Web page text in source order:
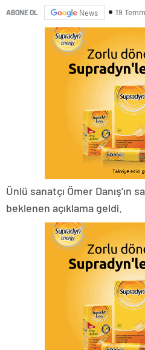
ABONE OL News 19
Ünlü sanatçı Ömer Danış’ın
beklenen açıklama geldi.